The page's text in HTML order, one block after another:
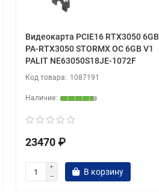
Видеокарта PCIE16 RTX3050 6GB
PA-RTX3050 STORMX OC 6GB V1
PALIT NE63050S18JE-1072F
1087191
23470 ₽
В корзину